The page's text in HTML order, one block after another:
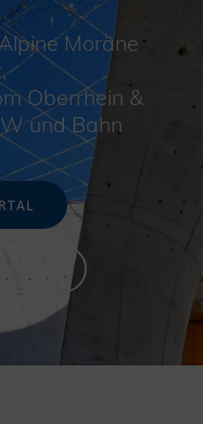
Moräne
Oberrhein &
und Bahn